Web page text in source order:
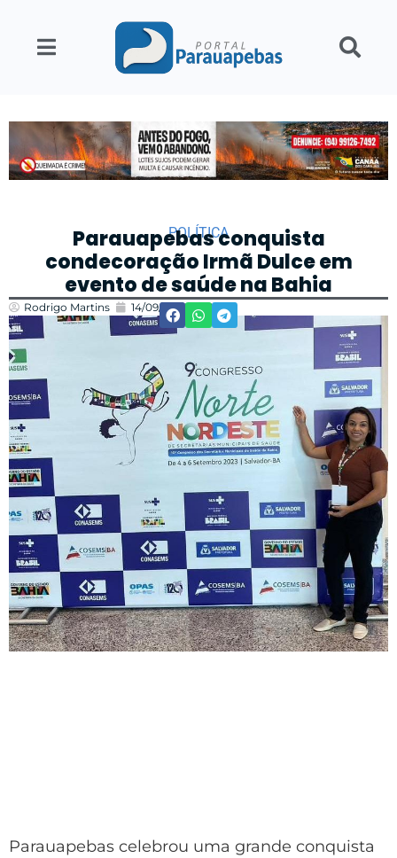
POLÍTICA
Parauapebas conquista
condecoração Irmã Dulce em
evento de saúde na Bahia
Rodrigo Martins 14/09/2023 19:13
Parauapebas celebrou uma grande conquista